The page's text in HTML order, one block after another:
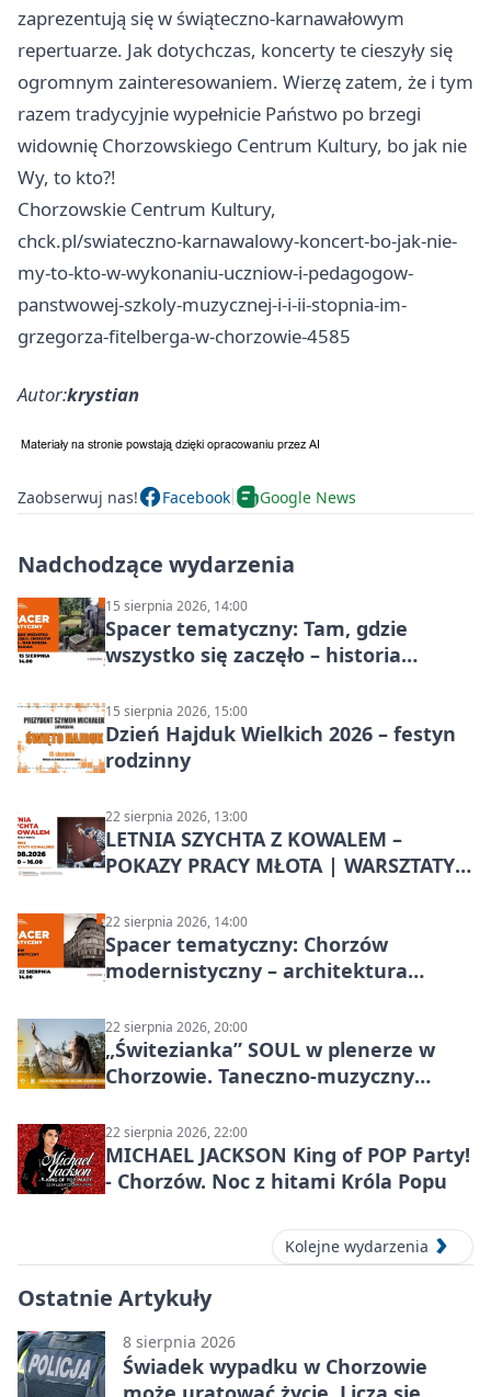
zaprezentują się w świąteczno-karnawałowym
repertuarze. Jak dotychczas, koncerty te cieszyły się
ogromnym zainteresowaniem. Wierzę zatem, że i tym
razem tradycyjnie wypełnicie Państwo po brzegi
widownię Chorzowskiego Centrum Kultury, bo jak nie
Wy, to kto?!
Chorzowskie Centrum Kultury,
chck.pl/swiateczno-karnawalowy-koncert-bo-jak-nie-
my-to-kto-w-wykonaniu-uczniow-i-pedagogow-
panstwowej-szkoly-muzycznej-i-i-ii-stopnia-im-
grzegorza-fitelberga-w-chorzowie-4585
Autor:krystian
Zaobserwuj nas! Facebook Google News
Nadchodzące wydarzenia
15 sierpnia 2026, 14:00
Spacer tematyczny: Tam, gdzie
wszystko się zaczęło – historia
15 sierpnia 2026, 15:00
Dzień Hajduk Wielkich 2026 – festyn
rodzinny
22 sierpnia 2026, 13:00
LETNIA SZYCHTA Z KOWALEM –
POKAZY PRACY MŁOTA | WARSZTATY
22 sierpnia 2026, 14:00
Spacer tematyczny: Chorzów
modernistyczny – architektura
22 sierpnia 2026, 20:00
„Świtezianka” SOUL w plenerze w
Chorzowie. Taneczno-muzyczny
22 sierpnia 2026, 22:00
MICHAEL JACKSON King of POP Party!
- Chorzów. Noc z hitami Króla Popu
Kolejne wydarzenia
Ostatnie Artykuły
8 sierpnia 2026
Świadek wypadku w Chorzowie